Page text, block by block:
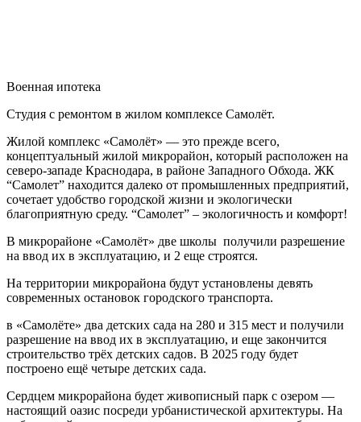
Военная ипотека
Студия с ремонтом в жилом комплексе Самолёт.
Жилой комплекс «Самолёт» — это прежде всего,
концептуальный жилой микрорайон, который расположен на
северо-западе Краснодара, в районе Западного Обхода. ЖК
“Самолет” находится далеко от промышленных предприятий,
сочетает удобство городской жизни и экологически
благоприятную среду. “Самолет” – экологичность и комфорт!
В микрорайоне «Самолёт» две школы получили разрешение
на ввод их в эксплуатацию, и 2 еще строятся.
На территории микрорайона будут установлены девять
современных остановок городского транспорта.
в «Самолёте» два детских сада на 280 и 315 мест и получили
разрешение на ввод их в эксплуатацию, и еще закончится
строительство трёх детских садов. В 2025 году будет
построено ещё четыре детских сада.
Сердцем микрорайона будет живописный парк с озером —
настоящий оазис посреди урбанистической архитектуры. На